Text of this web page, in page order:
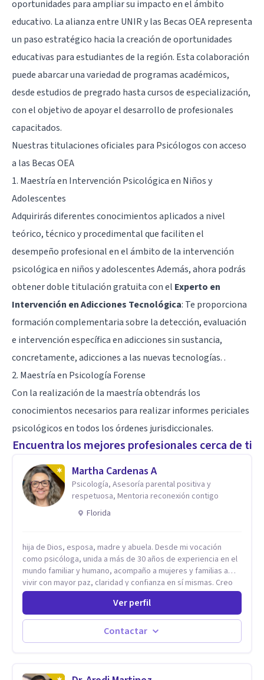
oportunidades para ampliar su impacto en el ámbito
educativo. La alianza entre UNIR y las Becas OEA representa
un paso estratégico hacia la creación de oportunidades
educativas para estudiantes de la región. Esta colaboración
puede abarcar una variedad de programas académicos,
desde estudios de pregrado hasta cursos de especialización,
con el objetivo de apoyar el desarrollo de profesionales
capacitados.
Nuestras titulaciones oficiales para Psicólogos con acceso
a las Becas OEA
1. Maestría en Intervención Psicológica en Niños y
Adolescentes
Adquirirás diferentes conocimientos aplicados a nivel
teórico, técnico y procedimental que faciliten el
desempeño profesional en el ámbito de la intervención
psicológica en niños y adolescentes Además, ahora podrás
obtener doble titulación gratuita con el Experto en
Intervención en Adicciones Tecnológica: Te proporciona
formación complementaria sobre la detección, evaluación
e intervención específica en adicciones sin sustancia,
concretamente, adicciones a las nuevas tecnologías. .
2. Maestría en Psicología Forense
Con la realización de la maestría obtendrás los
conocimientos necesarios para realizar informes periciales
psicológicos en todos los órdenes jurisdiccionales.
Encuentra los mejores profesionales cerca de ti
Martha Cardenas A
Psicología, Asesoría parental positiva y
respetuosa, Mentoria reconexión contigo
Florida
hija de Dios, esposa, madre y abuela. Desde mi vocación
como psicóloga, unida a más de 30 años de experiencia en el
mundo familiar y humano, acompaño a mujeres y familias a
vivir con mayor paz, claridad y confianza en sí mismas. Creo
profundamente que la vida está hecha de etapas, y que cada
ciclo —personal, emocional, espiritual y familiar— trae
oportunidades de crecimiento. Por eso utilizo una
combinación de psicología positiva, enfoque humanista,
herramientas contemporáneas de bienestar mental y
eres. Mi misión es ayudarte a ordenar tu mundo interior, sanar
Ver perfil
Contactar